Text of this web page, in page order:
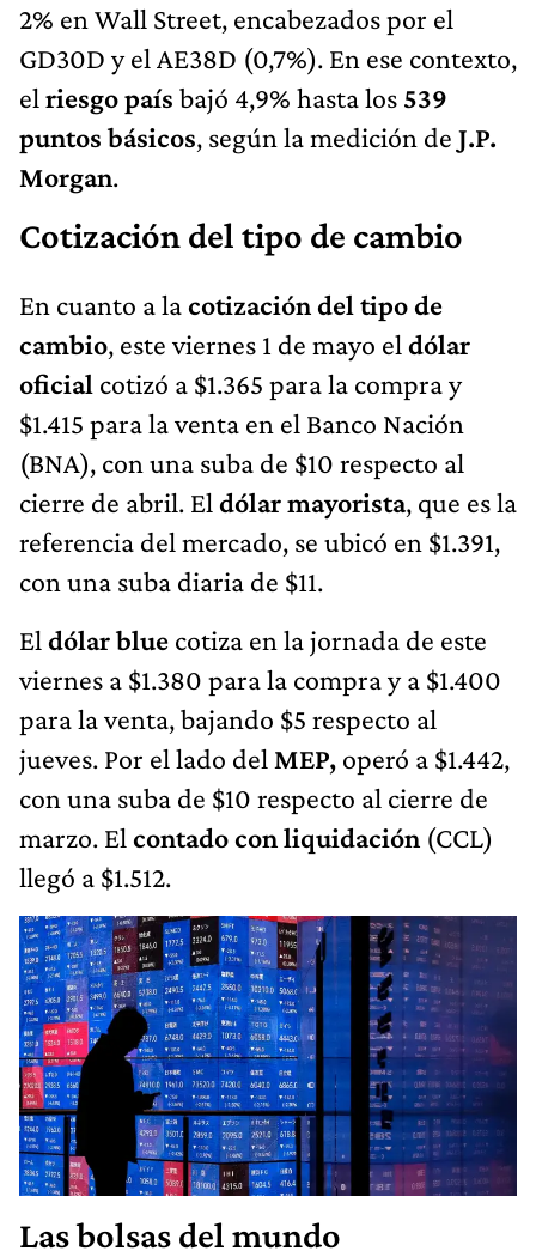
2% en Wall Street, encabezados por el
GD30D y el AE38D (0,7%). En ese contexto,
el riesgo país bajó 4,9% hasta los 539
puntos básicos, según la medición de J.P.
Morgan.
Cotización del tipo de cambio
En cuanto a lacotización del tipo de
cambio, este viernes 1 de mayo el dólar
oficial cotizó a $1.365 para la compra y
$1.415 para la venta en el Banco Nación
(BNA), con una suba de $10 respecto al
cierre de abril. El dólar mayorista, que es la
referencia del mercado, se ubicó en $1.391,
con una suba diaria de $11.
El dólar blue cotiza en la jornada de este
viernes a $1.380 para la compra y a $1.400
para la venta, bajando $5 respecto al
jueves. Por el lado del MEP, operó a $1.442,
con una suba de $10 respecto al cierre de
marzo. El contado con liquidación (CCL)
llegó a $1.512.
Las bolsas del mundo